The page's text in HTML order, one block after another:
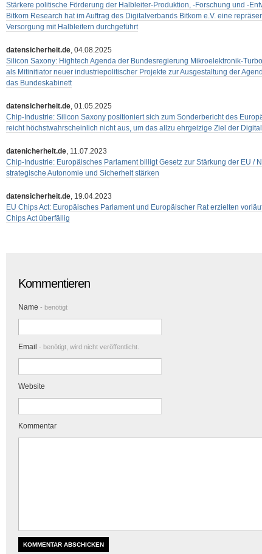
Stärkere politische Förderung der Halbleiter-Produktion, -Forschung und -
Bitkom Research hat im Auftrag des Digitalverbands Bitkom e.V. eine
Versorgung mit Halbleitern durchgeführt
datensicherheit.de, 04.08.2025
Silicon Saxony: Hightech Agenda der Bundesregierung Mikroelektronik-
als Mitinitiator neuer industriepolitischer Projekte zur Ausgestaltung der
das Bundeskabinett
datensicherheit.de, 01.05.2025
Chip-Industrie: Silicon Saxony positioniert sich zum Sonderbericht des
reicht höchstwahrscheinlich nicht aus, um das allzu ehrgeizige Ziel der
datenicherheit.de, 11.07.2023
Chip-Industrie: Europäisches Parlament billigt Gesetz zur Stärkung der EU /
strategische Autonomie und Sicherheit stärken
datensicherheit.de, 19.04.2023
EU Chips Act: Europäisches Parlament und Europäischer Rat erzielten
Chips Act überfällig
Kommentieren
Name - benötigt
Email - benötigt, wird nicht veröffentlicht.
Website
Kommentar